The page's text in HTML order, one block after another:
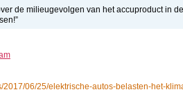
de milieugevolgen van het accuproduct in
2017/06/25/elektrische-autos-belasten-het-